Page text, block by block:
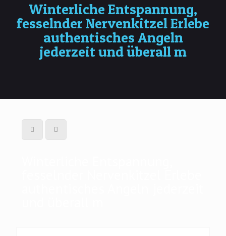
Winterliche Entspannung,
fesselnder Nervenkitzel Erlebe
authentisches Angeln
jederzeit und überall m